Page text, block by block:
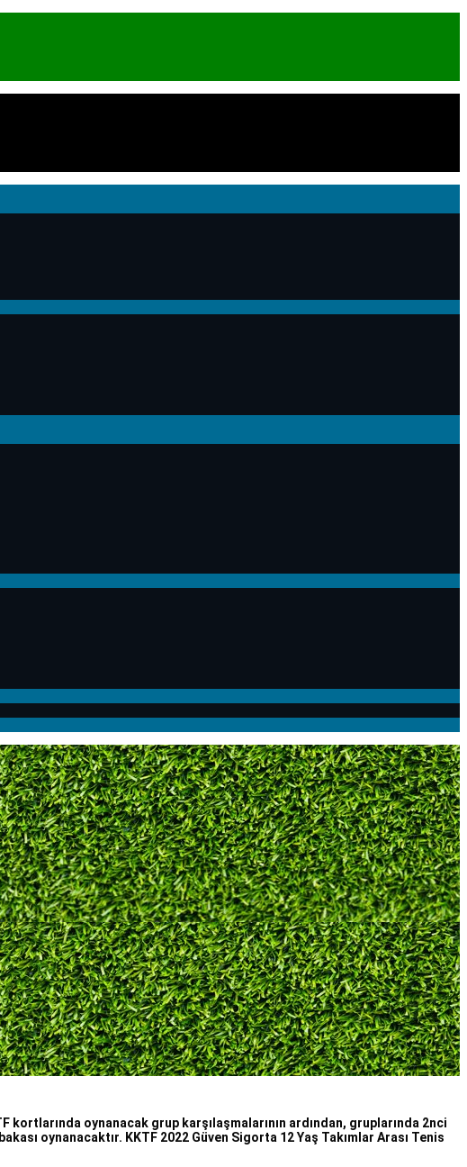
kortlarında oynanacak grup karşılaşmalarının ardından, gruplarında 2nci
oynanacaktır. KKTF 2022 Güven Sigorta 12 Yaş Takımlar Arası Tenis